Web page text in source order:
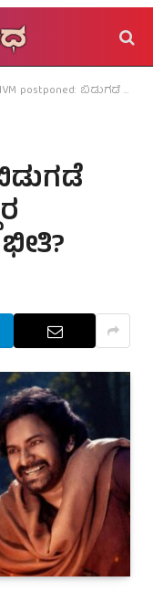
ಬಿಡುಗಡೆ ದಿನಾಂಕ ಮುಂದೂಡಿದ್ದರ ಹಿಂದಿದೆಯಾ ಸೋಲಿನ ಭೀತಿ?